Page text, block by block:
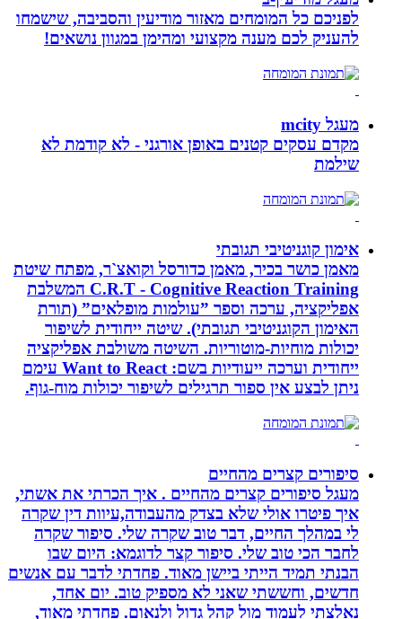
לפניכם כל המומחים מאזור מודיעין והסביבה, שישמחו
להעניק לכם מענה מקצועי ומהימן במגוון נושאים!
מעגל mcity
מקדם עסקים קטנים באופן אורגני - לא קודמת לא
שילמת
אימון קוגניטיבי תגובתי
מאמן כושר בכיר, מאמן כדורסל וקואצ`ר, מפתח שיטת
C.R.T - Cognitive Reaction Training המשלבת
אפליקציה, ערכה וספר ”עולמות מופלאים” (תורת
האימון הקוגניטיבי תגובתי). שיטה ייחודית לשיפור
יכולות מוחיות-מוטוריות. השיטה משולבת אפליקציה
ייחודית וערכה ייעודיות בשם: Want to React עימם
ניתן לבצע אין ספור תרגילים לשיפור יכולות מוח-גוף.
סיפורים קצרים מהחיים
מעגל סיפורים קצרים מהחיים . איך הכרתי את אשתי,
איך פיטרו אולי שלא בצדק מהעבודה,עיוות דין שקרה
לי במהלך החיים, דבר טוב שקרה שלי. סיפור שקרה
לחבר הכי טוב שלי. סיפור קצר לדוגמא: היום שבו
הבנתי תמיד הייתי ביישן מאוד. פחדתי לדבר עם אנשים
חדשים, וחששתי שאני לא מספיק טוב. יום אחד,
נאלצתי לעמוד מול קהל גדול ולנאום. פחדתי מאוד,